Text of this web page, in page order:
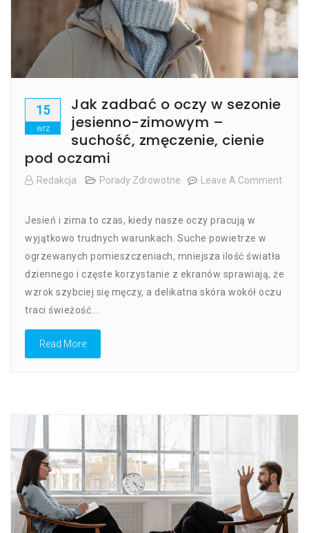
15
wrz
Jak zadbać o oczy w sezonie
jesienno-zimowym –
suchość, zmęczenie, cienie
pod oczami
Redakcja Porady Zdrowotne
Leave A Comment
Zadbać
O
W
Sezonie
Jesienno-
Zimowym
Suchość,
Zmęczenie,
Cienie
Jesień i zima to czas, kiedy nasze oczy pracują w
wyjątkowo trudnych warunkach. Suche powietrze w
ogrzewanych pomieszczeniach, mniejsza ilość światła
dziennego i częste korzystanie z ekranów sprawiają, że
wzrok szybciej się męczy, a delikatna skóra wokół oczu
traci świeżość.…
Read More